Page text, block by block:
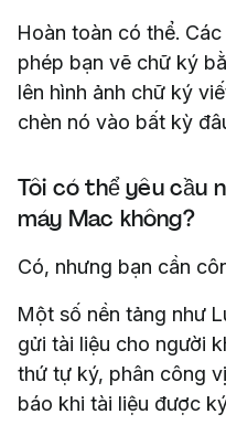
Hoàn toàn có thể.
phép bạn vẽ chữ ký
lên hình ảnh chữ ký
chèn nó vào bất kỳ
Tôi có thể yêu cầu
máy Mac không?
Có, nhưng bạn cần
Một số nền tảng như
gửi tài liệu cho người
thứ tự ký, phân công
báo khi tài liệu được